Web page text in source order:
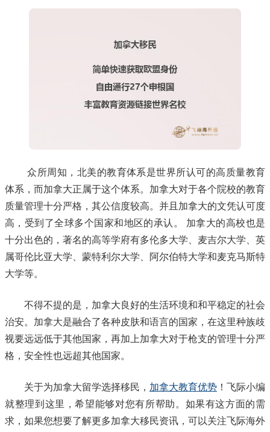
众所周知，北美的教育体系是世界所认可的高质量教育
体系，而加拿大正属于这个体系。加拿大对于各个院校的教育
质量管理十分严格，其公信度较高。并且加拿大的文凭认可度
高，受到了全球多个国家和地区的承认。 加拿大的高校也是
十分出色的，著名的高等学府有多伦多大学、麦吉尔大学、英
属哥伦比亚大学、蒙特利尔大学、阿尔伯特大学和麦克马斯特
大学等。
不得不提的是，加拿大良好的生活环境和和平稳定的社会
治安。加拿大是融合了各种皮肤和语言的国家，在这里种族歧
视要远远低于其他国家，再加上加拿大对于枪支的管理十分严
格，安全性也远超其他国家。
关于为加拿大留学选择移民， 加拿大教育优势 ！飞际小编
就整理到这里，希望能够对您有所帮助。如果有这方面的需
求，如果您想要了解更多加拿大移民资讯，可以关注飞际海外